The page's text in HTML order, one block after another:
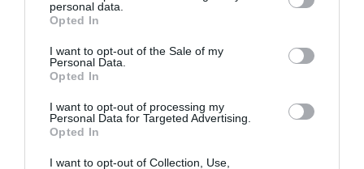
grant or deny consent to Google and its third-party tags to
use your data for below specified purposes in below Google
consent section.
personal data.
Opted In
I want to opt-out of the Sale of my
Personal Data.
Opted In
I want to opt-out of processing my
Personal Data for Targeted Advertising.
Opted In
I want to opt-out of Collection, Use,
Elkezdték behajtani a tartozásokat a végrehajtók a
revolutosokon